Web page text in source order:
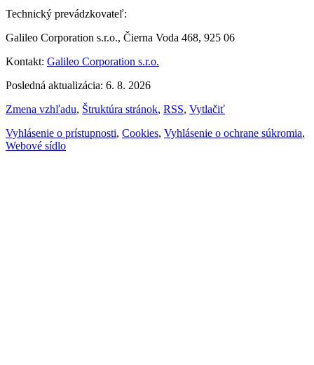
Technický prevádzkovateľ:
Galileo Corporation s.r.o., Čierna Voda 468, 925 06
Kontakt: Galileo Corporation s.r.o.
Posledná aktualizácia: 6. 8. 2026
Zmena vzhľadu, Štruktúra stránok, RSS, Vytlačiť
Vyhlásenie o prístupnosti, Cookies, Vyhlásenie o ochrane súkromia,
Webové sídlo